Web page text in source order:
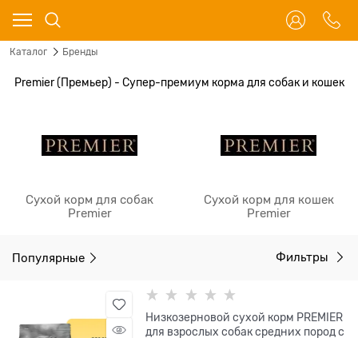
Каталог Бренды
Premier (Премьер) - Супер-премиум корма для собак и кошек
Сухой корм для собак
Premier
Сухой корм для кошек
Premier
Популярные Фильтры
Низкозерновой сухой корм PREMIER
для взрослых собак средних пород с